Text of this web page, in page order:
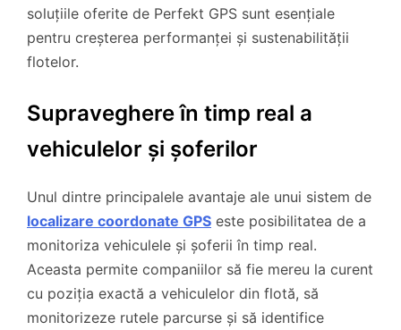
soluțiile oferite de Perfekt GPS sunt esențiale
pentru creșterea performanței și sustenabilității
flotelor.
Supraveghere în timp real a
vehiculelor și șoferilor
Unul dintre principalele avantaje ale unui sistem de
localizare coordonate GPS este posibilitatea de a
monitoriza vehiculele și șoferii în timp real.
Aceasta permite companiilor să fie mereu la curent
cu poziția exactă a vehiculelor din flotă, să
monitorizeze rutele parcurse și să identifice